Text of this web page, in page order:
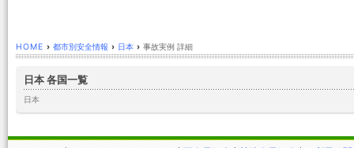
HOME › 都市別安全情報 › 日本 › 事故実例 詳細
日本 各国一覧
日本